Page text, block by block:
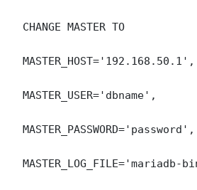
CHANGE MASTER TO
MASTER_HOST='192.168.50.1',
MASTER_USER='dbname',
MASTER_PASSWORD='password',